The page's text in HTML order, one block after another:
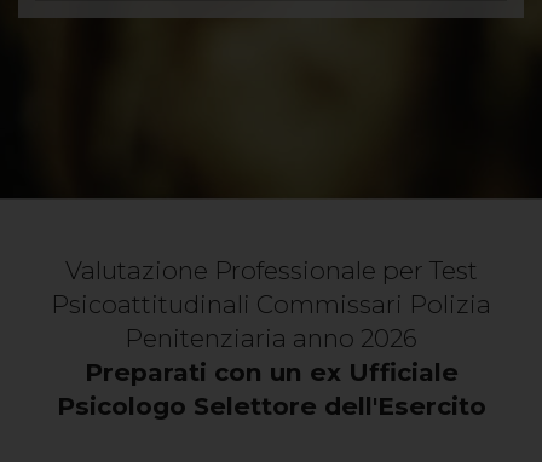
Valutazione Professionale per Test
Psicoattitudinali Commissari Polizia
Penitenziaria anno 2026
Preparati con un ex Ufficiale
Psicologo Selettore dell'Esercito